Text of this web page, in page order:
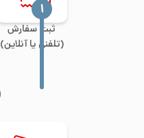
ثبت سفارش
(تلفنی یا آنلاین)
‍۱